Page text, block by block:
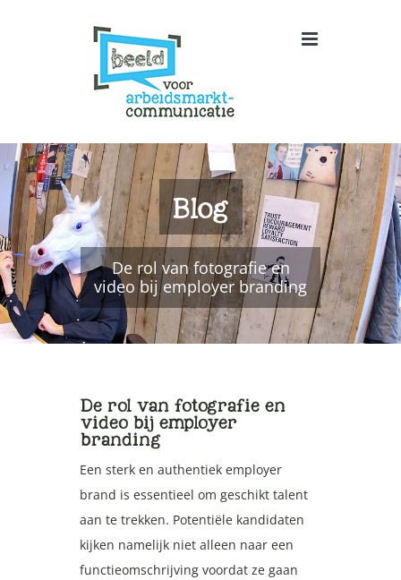
Blog
De rol van fotografie en
video bij employer branding
De rol van fotografie en
video bij employer
branding
Een sterk en authentiek employer
brand is essentieel om geschikt talent
aan te trekken. Potentiële kandidaten
kijken namelijk niet alleen naar een
functieomschrijving voordat ze gaan